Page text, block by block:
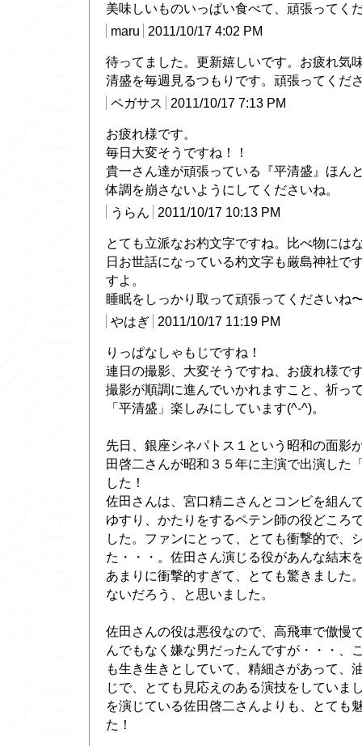
美味しいものいっぱい食べて、頑張ってく
maru
2011/10/17 4:02 PM
待ってました。更新嬉しいです。お疲れ気
清盛を毎週見るつもりです。頑張ってくだ
ペガサス
2011/10/17 7:13 PM
お疲れ様です。
毎日大変そうですね！！
貴一さん達が頑張っている『平清盛』ほん
体調を崩さないようにしてくださいね。
うらん
2011/10/17 10:13 PM
とても立派なお杓文字ですね。比べ物には
日お世話になっている杓文字も厳島神社で
すよ。
睡眠をしっかり取って頑張ってくださいね
やはぎ
2011/10/17 11:19 PM
りっぱなしゃもじですね！
連日の撮影、大変そうですね、お疲れ様で
撮影が順調に進んでいかれますこと、祈っ
「平清盛」楽しみにしています(^-^)。
先日、銀座シネパトス１という昭和の面影
田啓二さんが昭和３５年に主演で出演した
した！
佐田さんは、宮口精ニさんとコンビを組ん
ゆすり、かたりをするペテン師の役どころ
した。ファンにとって、とても衝撃的で、
た・・・。佐田さん演じる役があんな結末
あまりに衝撃的すぎて、とても驚きました
ないだろう、と思いました。
佐田さんの役は悪役なので、高飛車で傲慢
んでもなく嫌な男だったんですが・・・、
も生き生きとしていて、精細さがあって、
じで、とても見応えのある演技をしていま
を演じている佐田啓二さんよりも、とても
た！